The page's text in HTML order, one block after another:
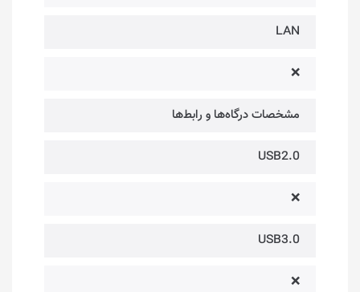
LAN
❌
مشخصات درگاه‌ها و رابط‌ها
USB2.0
❌
USB3.0
❌